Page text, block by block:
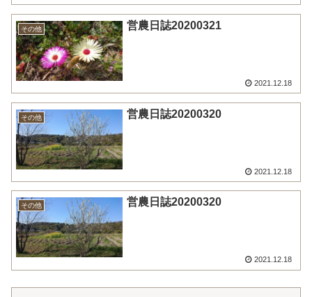
その他 営農日誌20200321
2021.12.18
その他 営農日誌20200320
2021.12.18
その他 営農日誌20200320
2021.12.18